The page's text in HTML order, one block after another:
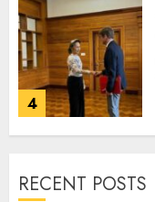
4
RECENT POSTS